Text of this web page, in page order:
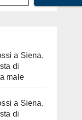
a Siena,
di
male
a Siena,
di